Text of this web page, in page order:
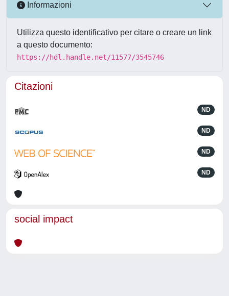
Informazioni
Utilizza questo identificativo per citare o creare un link
a questo documento:
https://hdl.handle.net/11577/3545746
Citazioni
ND
ND
ND
ND
social impact